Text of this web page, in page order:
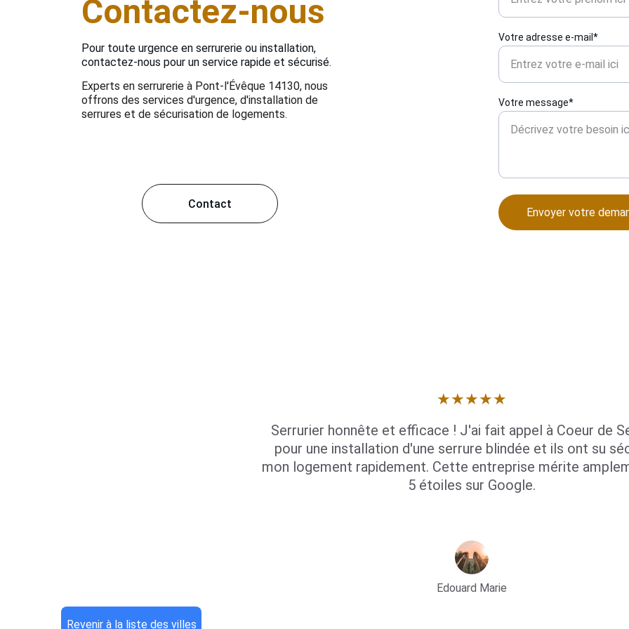
Contactez-nous
Votre adresse e-mail*
Votre message*
Envoyer votre
Pour toute urgence en serrurerie ou installation,
contactez-nous pour un service rapide et sécurisé.
Experts en serrurerie à Pont-l'Évêque 14130, nous
offrons des services d'urgence, d'installation de
serrures et de sécurisation de logements.
Contact
Serrurier honnête et efficace ! J'ai fait appel à Coeur de
pour une installation d'une serrure blindée et ils ont su
mon logement rapidement. Cette entreprise mérite
5 étoiles sur Google.
Edouard Marie
★★★★★
Revenir à la liste des villes